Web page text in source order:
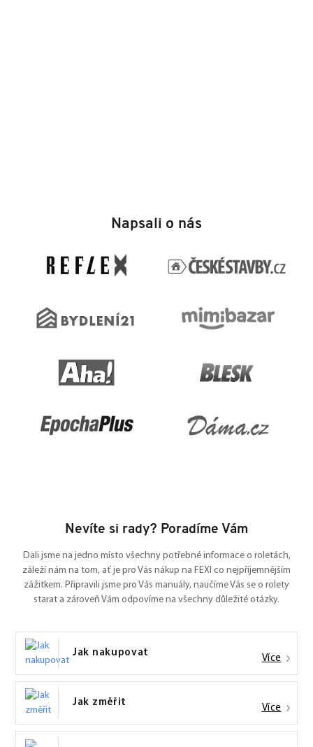
Napsali o nás
Nevíte si rady? Poradíme Vám
Dali jsme na jedno místo všechny potřebné informace o roletách,
záleží nám na tom, ať je pro Vás nákup na FEXI co nejpříjemnějším
zážitkem. Připravili jsme pro Vás manuály, naučíme Vás se o rolety
starat a zároveň Vám odpovíme na všechny důležité otázky.
Jak nakupovat Více
Jak změřit Více